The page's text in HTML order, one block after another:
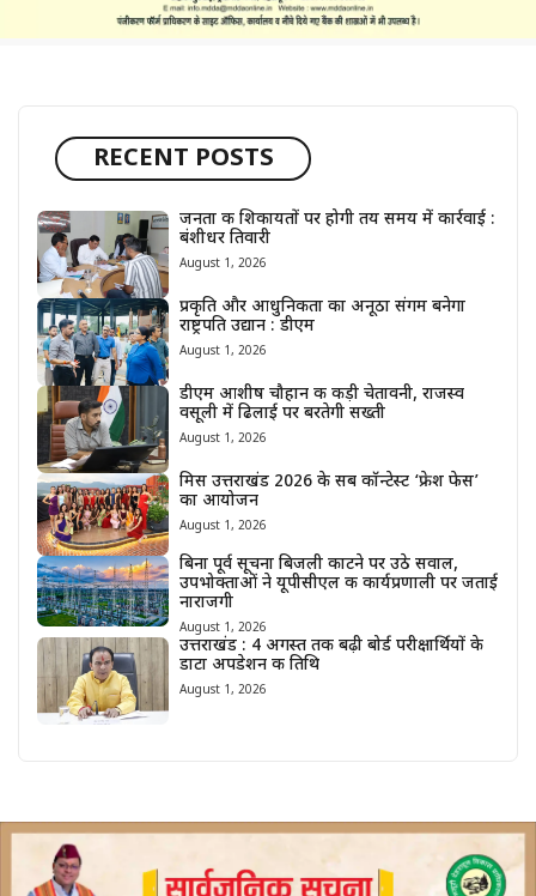
RECENT POSTS
जनता की शिकायतों पर होगी तय समय में कार्रवाई :
बंशीधर तिवारी
August 1, 2026
प्रकृति और आधुनिकता का अनूठा संगम बनेगा
राष्ट्रपति उद्यान : डीएम
August 1, 2026
डीएम आशीष चौहान की कड़ी चेतावनी, राजस्व
वसूली में ढिलाई पर बरतेगी सख्ती
August 1, 2026
मिस उत्तराखंड 2026 के सब कॉन्टेस्ट ‘फ्रेश फेस’
का आयोजन
August 1, 2026
बिना पूर्व सूचना बिजली काटने पर उठे सवाल,
उपभोक्ताओं ने यूपीसीएल की कार्यप्रणाली पर जताई
नाराजगी
August 1, 2026
उत्तराखंड : 4 अगस्त तक बढ़ी बोर्ड परीक्षार्थियों के
डाटा अपडेशन की तिथि
August 1, 2026